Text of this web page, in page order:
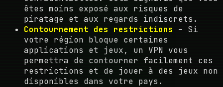
êtes moins exposé aux risques de
piratage et aux regards indiscrets.
Contournement des restrictions – Si
votre région bloque certaines
applications et jeux, un VPN vous
permettra de contourner facilement ces
restrictions et de jouer à des jeux non
disponibles dans votre pays.